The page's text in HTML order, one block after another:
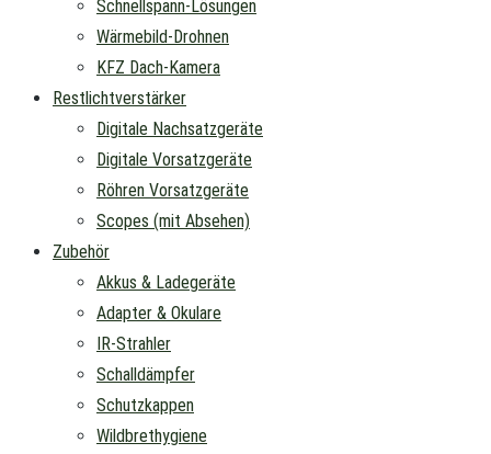
Schnellspann-Lösungen
Wärmebild-Drohnen
KFZ Dach-Kamera
Restlichtverstärker
Digitale Nachsatzgeräte
Digitale Vorsatzgeräte
Röhren Vorsatzgeräte
Scopes (mit Absehen)
Zubehör
Akkus & Ladegeräte
Adapter & Okulare
IR-Strahler
Schalldämpfer
Schutzkappen
Wildbrethygiene